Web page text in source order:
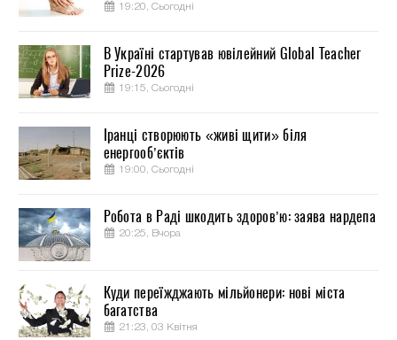
19:20, Сьогодні
В Україні стартував ювілейний Global Teacher
Prize-2026
19:15, Сьогодні
Іранці створюють «живі щити» біля
енергооб’єктів
19:00, Сьогодні
Робота в Раді шкодить здоров’ю: заява нардепа
20:25, Вчора
Куди переїжджають мільйонери: нові міста
багатства
21:23, 03 Квітня